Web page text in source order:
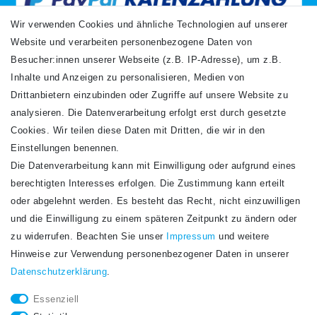
VERSANDARTEN
Newsletter
Honig
Hiermit bestätige ich, dass ich dieDaten­schutz­erklärunggelesen habe. Meine
Wir verwenden Cookies und ähnliche Technologien auf unserer
Website und verarbeiten personenbezogene Daten von
Besucher:innen unserer Webseite (z.B. IP-Adresse), um z.B.
Inhalte und Anzeigen zu personalisieren, Medien von
Drittanbietern einzubinden oder Zugriffe auf unsere Website zu
analysieren. Die Datenverarbeitung erfolgt erst durch gesetzte
Cookies. Wir teilen diese Daten mit Dritten, die wir in den
Einstellungen benennen.
Die Datenverarbeitung kann mit Einwilligung oder aufgrund eines
berechtigten Interesses erfolgen. Die Zustimmung kann erteilt
oder abgelehnt werden. Es besteht das Recht, nicht einzuwilligen
und die Einwilligung zu einem späteren Zeitpunkt zu ändern oder
zu widerrufen. Beachten Sie unser
Impressum und weitere
Hinweise zur Verwendung personenbezogener Daten in unserer
Daten­schutz­erklärung.
Essenziell